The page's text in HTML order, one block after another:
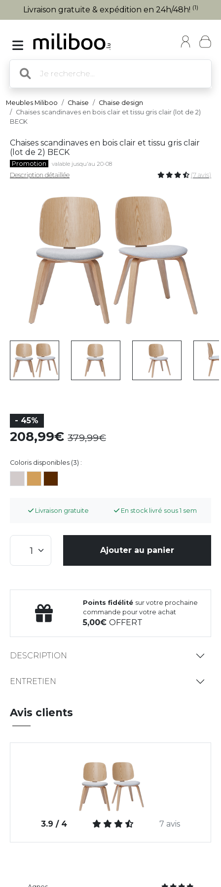
Livraison gratuite & expédition en 24h/48h! (1)
Meubles Miliboo Chaise
Chaise design
Chaises scandinaves en bois clair et tissu gris clair (lot de 2)
BECK
Chaises scandinaves en bois clair et tissu gris clair
(lot de 2) BECK
Promotion valable jusqu'au 20-08
Description détaillée (7 avis)
- 45%
208,99 379,99
Coloris disponibles (3) :
Livraison gratuite En stock livré sous 1 sem
Ajouter au panier
Points fidélité sur votre prochaine
commande pour votre achat
5,00OFFERT
DESCRIPTION
ENTRETIEN
Avis clients
3.9 / 4 7 avis